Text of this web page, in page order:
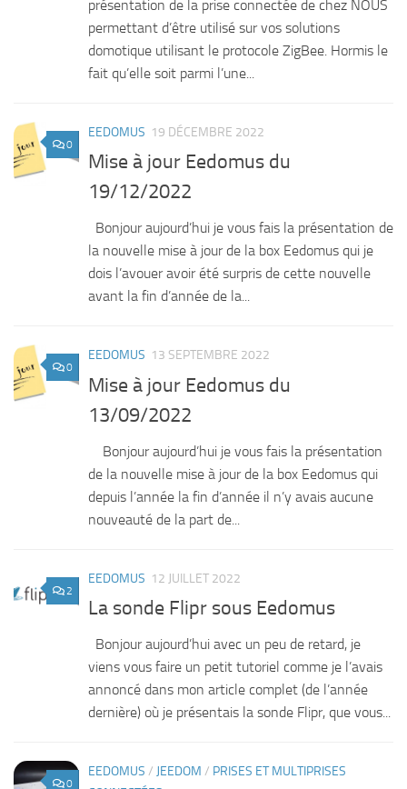
présentation de la prise connectée de chez NOUS
permettant d’être utilisé sur vos solutions
domotique utilisant le protocole ZigBee. Hormis le
fait qu’elle soit parmi l’une...
0
EEDOMUS 19 DÉCEMBRE 2022
Mise à jour Eedomus du
19/12/2022
Bonjour aujourd’hui je vous fais la présentation de
la nouvelle mise à jour de la box Eedomus qui je
dois l’avouer avoir été surpris de cette nouvelle
avant la fin d’année de la...
0
EEDOMUS 13 SEPTEMBRE 2022
Mise à jour Eedomus du
13/09/2022
Bonjour aujourd’hui je vous fais la présentation
de la nouvelle mise à jour de la box Eedomus qui
depuis l’année la fin d’année il n’y avais aucune
nouveauté de la part de...
2
EEDOMUS 12 JUILLET 2022
La sonde Flipr sous Eedomus
Bonjour aujourd’hui avec un peu de retard, je
viens vous faire un petit tutoriel comme je l’avais
annoncé dans mon article complet (de l’année
dernière) où je présentais la sonde Flipr, que vous...
0
EEDOMUS / JEEDOM / PRISES ET MULTIPRISES